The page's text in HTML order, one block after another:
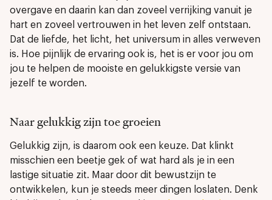
overgave en daarin kan dan zoveel verrijking vanuit je
hart en zoveel vertrouwen in het leven zelf ontstaan.
Dat de liefde, het licht, het universum in alles verweven
is. Hoe pijnlijk de ervaring ook is, het is er voor jou om
jou te helpen de mooiste en gelukkigste versie van
jezelf te worden.
Naar gelukkig zijn toe groeien
Gelukkig zijn, is daarom ook een keuze. Dat klinkt
misschien een beetje gek of wat hard als je in een
lastige situatie zit. Maar door dit bewustzijn te
ontwikkelen, kun je steeds meer dingen loslaten. Denk